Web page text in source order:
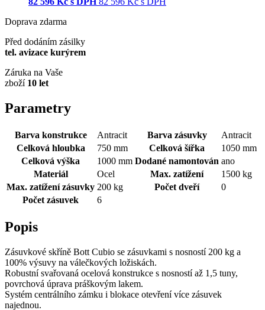
Doprava zdarma
Před dodáním zásilky
tel. avizace kurýrem
Záruka na Vaše
zboží 10 let
Parametry
Barva konstrukce Antracit Barva zásuvky
Antracit
Celková hloubka
750 mm Celková šířka
1050 mm
Celková výška
1000 mm Dodané namontován ano
Materiál
Ocel Max. zatížení
1500 kg
Max. zatížení zásuvky 200 kg Počet dveří
0
Počet zásuvek
6
Popis
Zásuvkové skříně Bott Cubio se zásuvkami s nosností 200 kg a
100% výsuvy na válečkových ložiskách.
Robustní svařovaná ocelová konstrukce s nosností až 1,5 tuny,
povrchová úprava práškovým lakem.
Systém centrálního zámku i blokace otevření více zásuvek
najednou.